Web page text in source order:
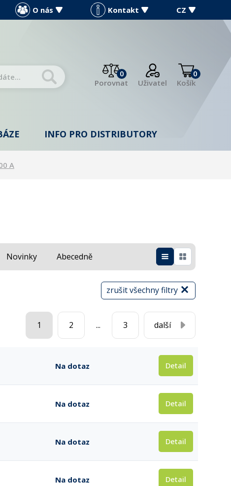
O nás Kontakt CZ
0
Porovnat
Uživatel
0
Košík
INFO PRO DISTRIBUTORY
A
Novinky Abecedně
zrušit všechny filtry
1 2 ... 3 další
Na dotaz Detail
Na dotaz Detail
Na dotaz Detail
Na dotaz Detail